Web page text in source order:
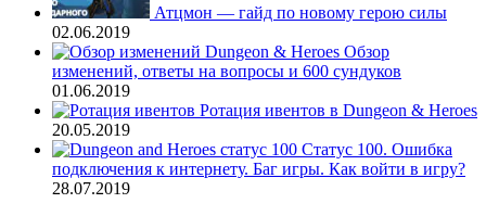
Атцмон — гайд по новому герою силы
02.06.2019
Обзор
изменений, ответы на вопросы и 600 сундуков
01.06.2019
Ротация ивентов в Dungeon & Heroes
20.05.2019
Статус 100. Ошибка
подключения к интернету. Баг игры. Как войти в игру?
28.07.2019